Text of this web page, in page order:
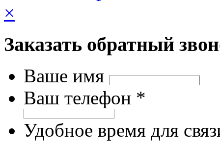
×
Заказать обратный
Ваше имя
Ваш телефон *
Удобное время для